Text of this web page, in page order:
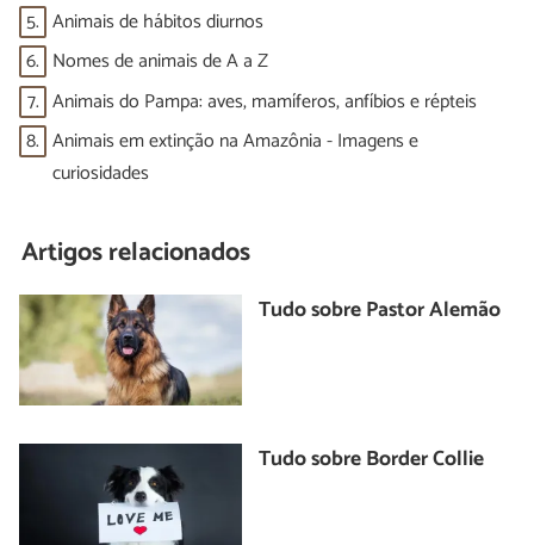
5. Animais de hábitos diurnos
6. Nomes de animais de A a Z
7. Animais do Pampa: aves, mamíferos, anfíbios e répteis
8. Animais em extinção na Amazônia - Imagens e
curiosidades
Artigos relacionados
Tudo sobre Pastor Alemão
Tudo sobre Border Collie